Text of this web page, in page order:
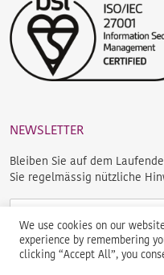
NEWSLETTER
Bleiben Sie auf dem
Sie regelmässig nützliche
We use cookies on our
experience by remembering
clicking “Accept All”, you